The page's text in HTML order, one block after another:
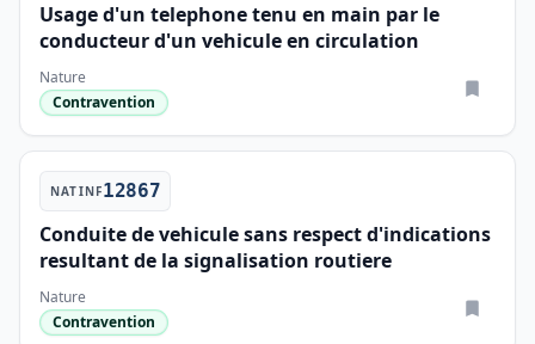
Usage d'un telephone tenu en main par le
conducteur d'un vehicule en circulation
Nature
Contravention
NATINF12867
Conduite de vehicule sans respect d'indications
resultant de la signalisation routiere
Nature
Contravention